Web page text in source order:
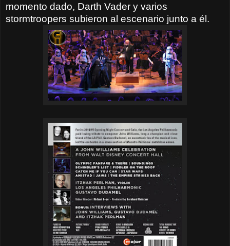
momento dado, Darth Vader y varios
stormtroopers subieron al escenario junto a él.